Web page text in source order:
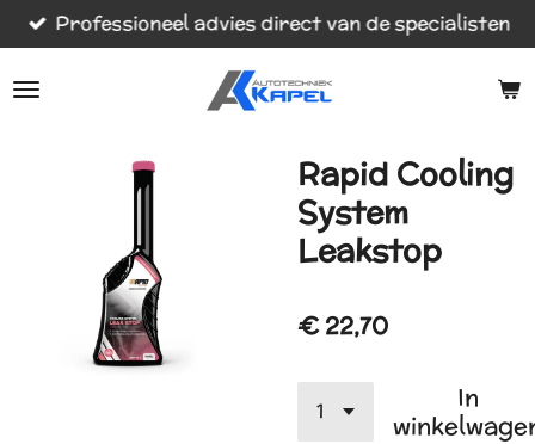
Ga
direct
naar
Professioneel advies direct van de specialisten
Rapid Cooling
System
Leakstop
€ 22,70
In